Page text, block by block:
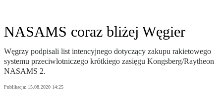
NASAMS coraz bliżej Węgier
Węgrzy podpisali list intencyjnego dotyczący zakupu rakietowego
systemu przeciwlotniczego krótkiego zasięgu Kongsberg/Raytheon
NASAMS 2.
Publikacja: 15.08.2020 14:25